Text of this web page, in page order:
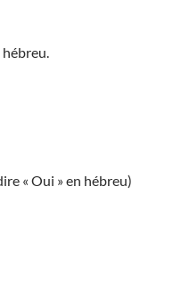
hébreu.
« Oui » en hébreu)